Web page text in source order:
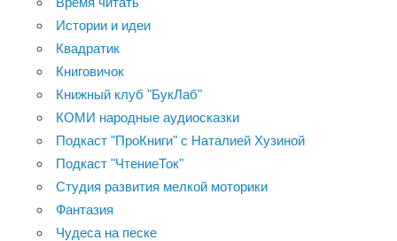
Истории и идеи
Квадратик
Книговичок
Книжный клуб "БукЛаб"
КОМИ народные аудиосказки
Подкаст "ПроКниги" с Наталией Хузиной
Подкаст "ЧтениеТок"
Студия развития мелкой моторики
Фантазия
Чудеса на песке